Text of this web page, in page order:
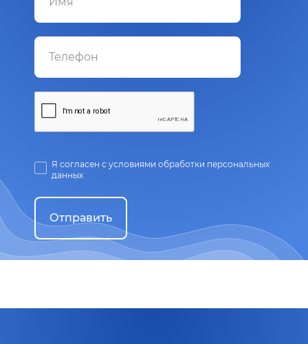
Я согласен с условиями обработки персональных
данных
Отправить